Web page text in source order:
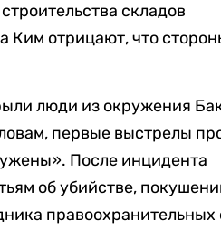
складов
Ким отрицают, что
люди из окружения
первые выстрелы
После инцидента
об убийстве,
правоохранительных